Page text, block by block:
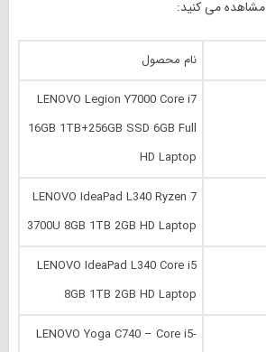
نام محصول
LENOVO Legion Y7000 Core i7
16GB 1TB+256GB SSD 6GB Full
HD Laptop
LENOVO IdeaPad L340 Ryzen 7
3700U 8GB 1TB 2GB HD Laptop
LENOVO IdeaPad L340 Core i5
8GB 1TB 2GB HD Laptop
LENOVO Yoga C740 – Core i5-